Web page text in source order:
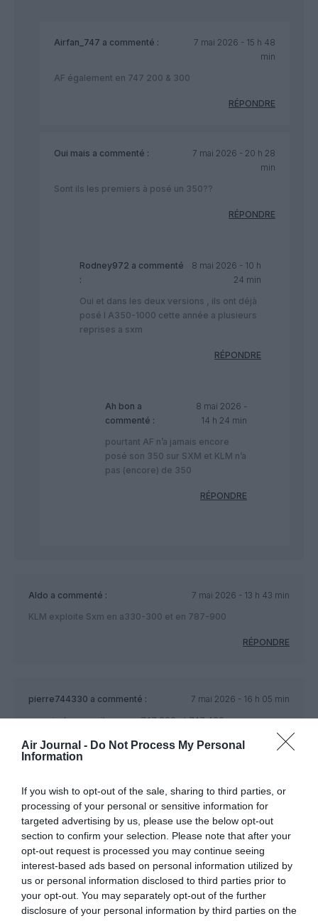
Air Journal - Do Not Process My Personal
Information
If you wish to opt-out of the sale, sharing to third parties, or
processing of your personal or sensitive information for
targeted advertising by us, please use the below opt-out
section to confirm your selection. Please note that after your
opt-out request is processed you may continue seeing
interest-based ads based on personal information utilized by
us or personal information disclosed to third parties prior to
your opt-out. You may separately opt-out of the further
disclosure of your personal information by third parties on the
Airfan_747 a commenté :
7 mai 2026 - 15 h 48
min
AF également en 747 200 & 300
RÉPONDRE
Oui mais a commenté :
7 mai 2026 - 20 h 28
min
Sont ils les premiers à posé un 350??
RÉPONDRE
Rodney972 a commenté
:
8 mai 2026 - 10 h
24 min
Oui et dans les deux versions , ils ont déjà
posé l A350-1000 cette année a plusieurs
reprises a sxm
RÉPONDRE
Ah bon a
commenté :
8 mai 2026 -
14 h 24 min
pourtant AF n’a jamais encore
posé son 350 sur SXM et KLM n’a
pas (encore) de 350
RÉPONDRE
Aldo a commenté :
7 mai 2026 - 13 h 43 min
KLM exploite Sxm en a330-300 et en 787-900
RÉPONDRE
pierre744330 a commenté :
7 mai 2026 - 16 h 05 min
corsair desservait sxm en 747 300 et 747 400
RÉPONDRE
Voyager974a commenté :
7 mai 2026 - 16 h 10 min
Corsair la fait aussi en 747 et en a 330
RÉPONDRE
Grand Large 972a commenté
:
9 mai 2026 - 14 h 04
min